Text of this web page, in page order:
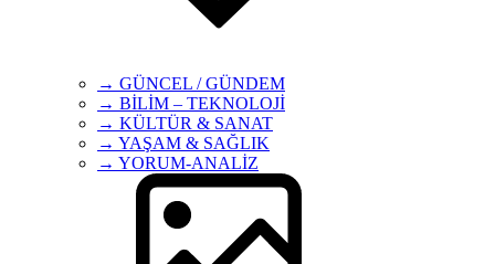
→ GÜNCEL / GÜNDEM
→ BİLİM – TEKNOLOJİ
→ KÜLTÜR & SANAT
→ YAŞAM & SAĞLIK
→ YORUM-ANALİZ